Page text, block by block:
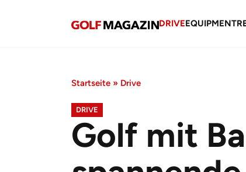
DRIVEEQUIPMENT
Startseite » Drive
DRIVE
Golf mit